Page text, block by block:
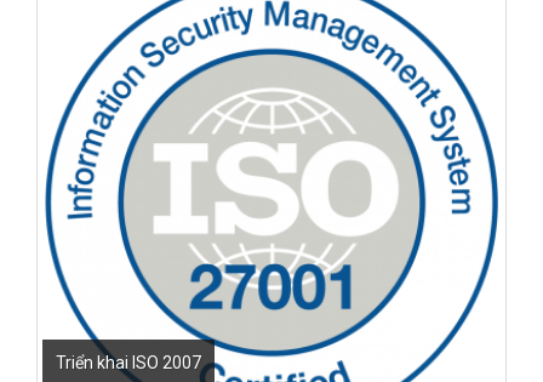
Triển khai ISO 2007